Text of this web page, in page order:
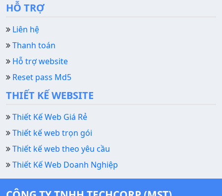
HỖ TRỢ
Liên hệ
Thanh toán
Hỗ trợ website
Reset pass Md5
THIẾT KẾ WEBSITE
Thiết Kế Web Giá Rẻ
Thiết kế web trọn gói
Thiết kế web theo yêu cầu
Thiết Kế Web Doanh Nghiệp